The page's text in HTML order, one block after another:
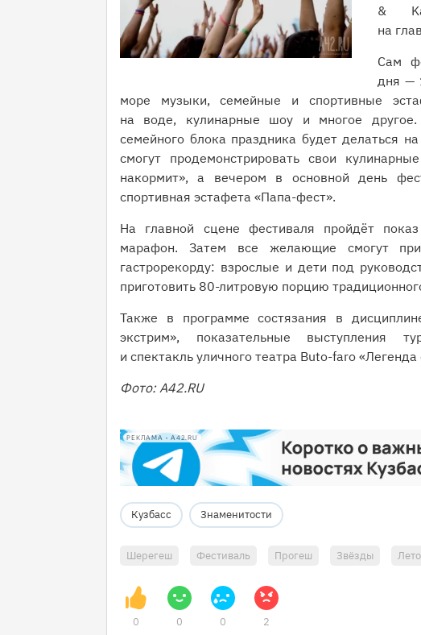
&
на
Сам
дня —
море музыки, семейные и спортивные
на воде, кулинарные шоу и многое другое.
семейного блока праздника будет делаться
смогут продемонстрировать свои
накормит», а вечером в основной день
спортивная эстафета «Папа-фест».
На главной сцене фестиваля пройдёт
марафон. Затем все желающие смогут
гастрорекорду: взрослые и дети под
приготовить 80-литровую порцию
Также в программе состязания в
экстрим», показательные выступления
и спектакль уличного театра Buto-faro «Легенда
Фото: A42.RU
РЕКЛАМА • A42.RU
Кузбасс Знаменитости
Шерегеш Фестиваль Прогеш Звёзды Лето
0 0 0 2